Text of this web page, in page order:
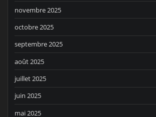
novembre 2025
octobre 2025
septembre 2025
août 2025
juillet 2025
juin 2025
mai 2025